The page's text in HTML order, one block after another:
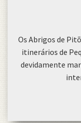
Os Abrigos de
itinerários de
devidamente